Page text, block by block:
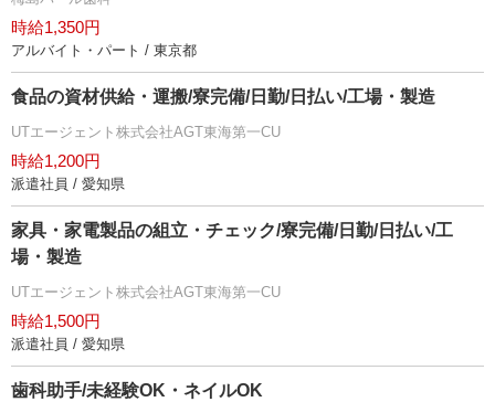
時給1,350円
アルバイト・パート / 東京都
食品の資材供給・運搬/寮完備/日勤/日払い/工場・製造
UTエージェント株式会社AGT東海第一CU
時給1,200円
派遣社員 / 愛知県
家具・家電製品の組立・チェック/寮完備/日勤/日払い/工
場・製造
UTエージェント株式会社AGT東海第一CU
時給1,500円
派遣社員 / 愛知県
歯科助手/未経験OK・ネイルOK